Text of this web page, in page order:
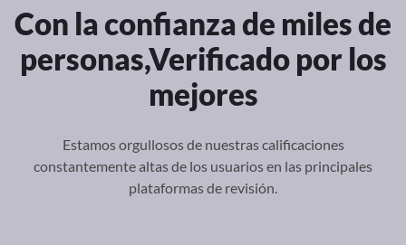
Con la confianza de miles de
personas,Verificado por los
mejores
Estamos orgullosos de nuestras calificaciones
constantemente altas de los usuarios en las principales
plataformas de revisión.